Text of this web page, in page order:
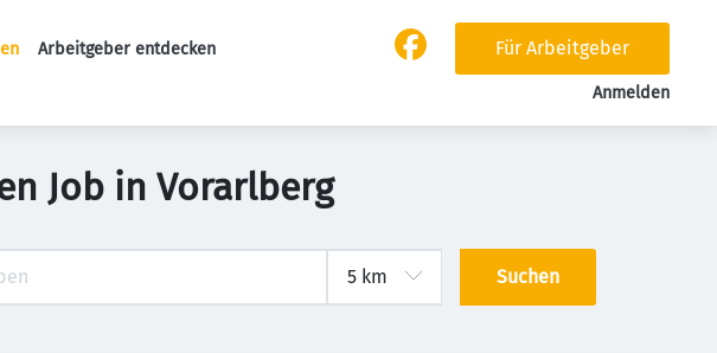
Arbeitgeber entdecken
Für Arbeitgeber
Anmelden
Job in Vorarlberg
Suchen